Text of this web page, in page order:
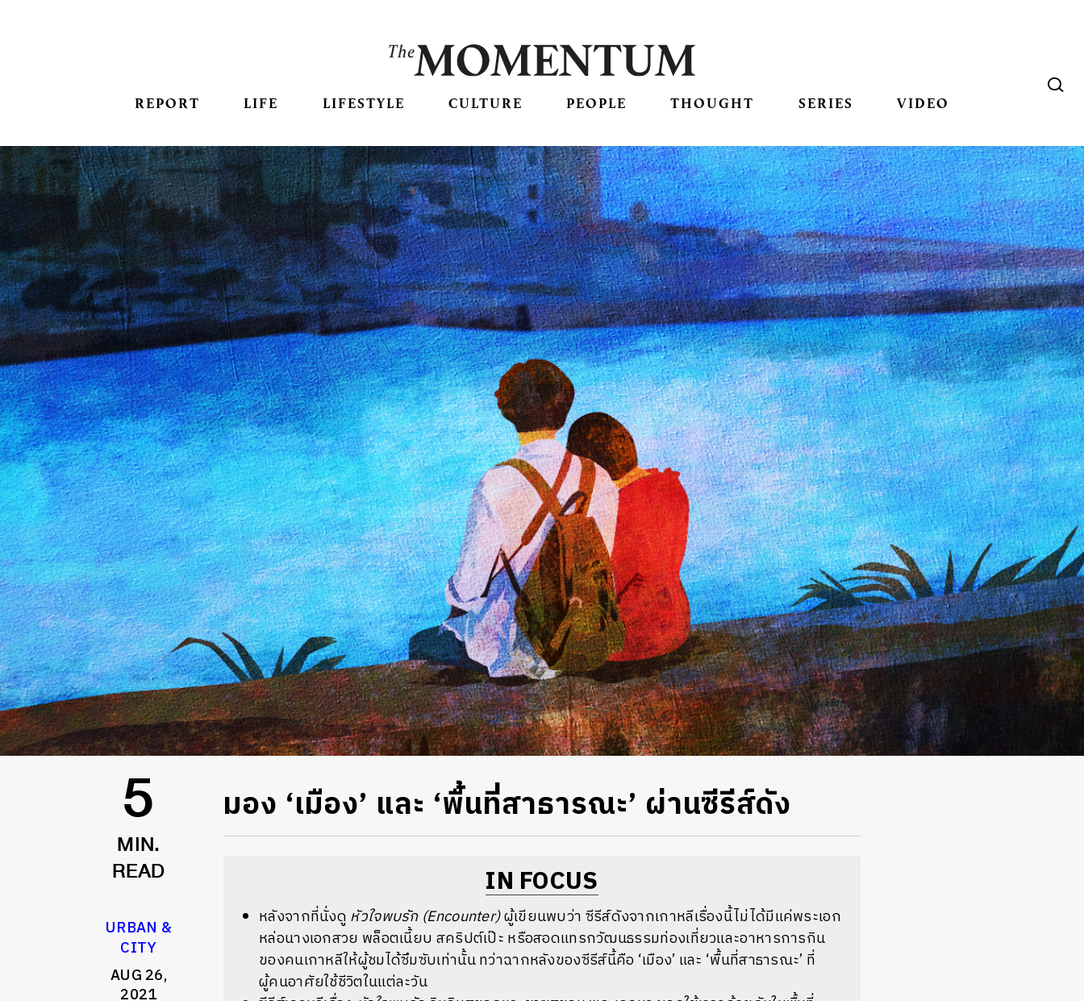
REPORT LIFE LIFESTYLE CULTURE PEOPLE THOUGHT SERIES VIDEO
5
MIN.
READ
URBAN &
CITY
AUG 26,
2021
มอง ‘เมือง’ และ ‘พื้นที่สาธารณะ’ ผ่านซีรีส์ดัง
IN FOCUS
หลังจากที่นั่งดู หัวใจพบรัก (Encounter)ผู้เขียนพบว่า ซีรีส์ดังจากเกาหลีเรื่องนี้ไม่ได้มีแค่พระเอก
หล่อนางเอกสวย พล็อตเนี้ยบ สคริปต์เป๊ะ หรือสอดแทรกวัฒนธรรมท่องเที่ยวและอาหารการกิน
ของคนเกาหลีให้ผู้ชมได้ซึมซับเท่านั้น ทว่าฉากหลังของซีรีส์นี้คือ ‘เมือง’ และ ‘พื้นที่สาธารณะ’ ที่
ผู้คนอาศัยใช้ชีวิตในแต่ละวัน